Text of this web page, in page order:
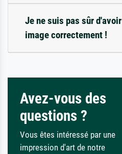
Je ne suis pas sûr
image correctement !
Avez-vous des
questions ?
Vous êtes intéressé par une
impression d'art de notre